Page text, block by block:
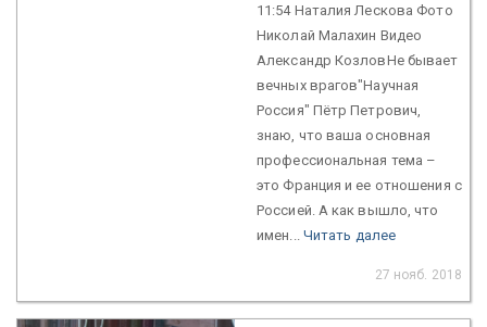
11:54 Наталия Лескова Фото
Николай Малахин Видео
Александр КозловНе бывает
вечных врагов"Научная
Россия" Пётр Петрович,
знаю, что ваша основная
профессиональная тема –
это Франция и ее отношения с
Россией. А как вышло, что
имен... Читать далее
27 нояб. 2018